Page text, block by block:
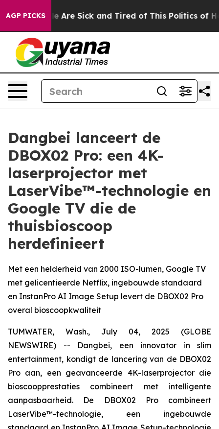
AGP PICKS
“People Are Sick and Tired of This Politics of
Dangbei lanceert de
DBOX02 Pro: een 4K-
laserprojector met
LaserVibe™-technologie en
Google TV die de
thuisbioscoop
herdefinieert
Met een helderheid van 2000 ISO-lumen, Google TV
met gelicentieerde Netflix, ingebouwde standaard
en InstanPro AI Image Setup levert de DBOX02 Pro
overal bioscoopkwaliteit
TUMWATER, Wash., July 04, 2025 (GLOBE
NEWSWIRE) -- Dangbei, een innovator in slim
entertainment, kondigt de lancering van de DBOX02
Pro aan, een geavanceerde 4K-laserprojector die
bioscoopprestaties combineert met intelligente
aanpasbaarheid. De DBOX02 Pro combineert
LaserVibe™-technologie, een ingebouwde